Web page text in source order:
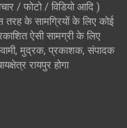
/ फोटो / विडियो आदि )
तरह के सामग्रियों के लिए कोई
ऐसी सामग्री के लिए
मुद्रक, प्रकाशक, संपादक
रायपुर होगा